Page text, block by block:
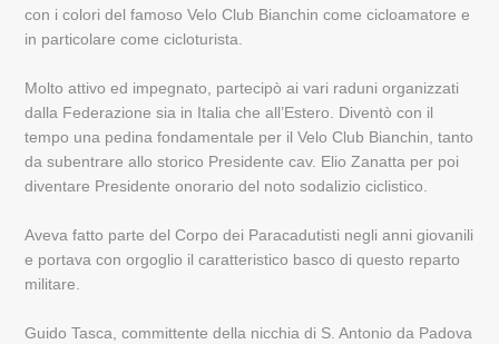
con i colori del famoso Velo Club Bianchin come cicloamatore e
in particolare come cicloturista.
Molto attivo ed impegnato, partecipò ai vari raduni organizzati
dalla Federazione sia in Italia che all’Estero. Diventò con il
tempo una pedina fondamentale per il Velo Club Bianchin, tanto
da subentrare allo storico Presidente cav. Elio Zanatta per poi
diventare Presidente onorario del noto sodalizio ciclistico.
Aveva fatto parte del Corpo dei Paracadutisti negli anni giovanili
e portava con orgoglio il caratteristico basco di questo reparto
militare.
Guido Tasca, committente della nicchia di S. Antonio da Padova